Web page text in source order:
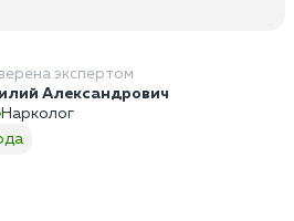
экспертом
Александрович
Нарколог